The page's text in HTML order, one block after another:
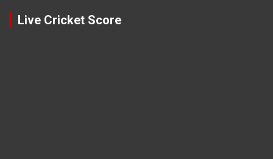
Live Cricket Score